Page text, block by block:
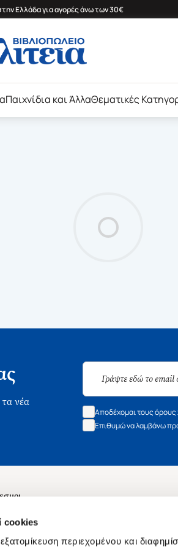
cookies
περιεχομένου και
Ελλάδα για αγορές άνω των 30€
Παιχνίδια και ΆλλαΘεματικές
νέα
Αποδέχομαι τους όρους
Επιθυμώ να λαμβάνω